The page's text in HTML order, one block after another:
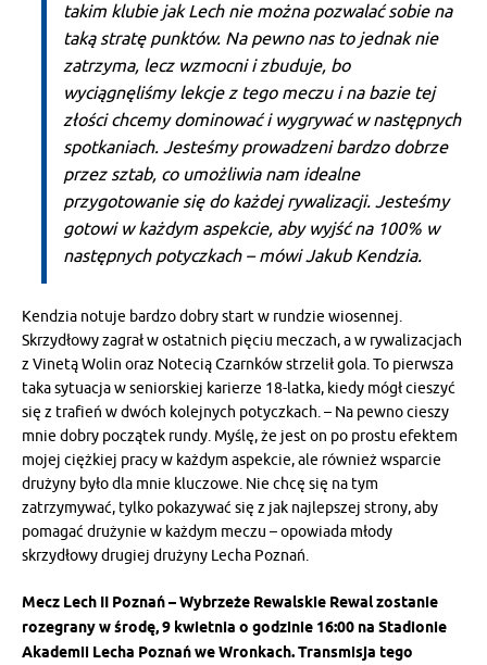
takim klubie jak Lech nie można pozwalać sobie na
taką stratę punktów. Na pewno nas to jednak nie
zatrzyma, lecz wzmocni i zbuduje, bo
wyciągnęliśmy lekcje z tego meczu i na bazie tej
złości chcemy dominować i wygrywać w następnych
spotkaniach. Jesteśmy prowadzeni bardzo dobrze
przez sztab, co umożliwia nam idealne
przygotowanie się do każdej rywalizacji. Jesteśmy
gotowi w każdym aspekcie, aby wyjść na 100% w
następnych potyczkach – mówi Jakub Kendzia.
Kendzia notuje bardzo dobry start w rundzie wiosennej.
Skrzydłowy zagrał w ostatnich pięciu meczach, a w rywalizacjach
z Vinetą Wolin oraz Notecią Czarnków strzelił gola. To pierwsza
taka sytuacja w seniorskiej karierze 18-latka, kiedy mógł cieszyć
się z trafień w dwóch kolejnych potyczkach. – Na pewno cieszy
mnie dobry początek rundy. Myślę, że jest on po prostu efektem
mojej ciężkiej pracy w każdym aspekcie, ale również wsparcie
drużyny było dla mnie kluczowe. Nie chcę się na tym
zatrzymywać, tylko pokazywać się z jak najlepszej strony, aby
pomagać drużynie w każdym meczu – opowiada młody
skrzydłowy drugiej drużyny Lecha Poznań.
Mecz Lech II Poznań – Wybrzeże Rewalskie Rewal zostanie
rozegrany w środę, 9 kwietnia o godzinie 16:00 na Stadionie
Akademii Lecha Poznań we Wronkach. Transmisja tego